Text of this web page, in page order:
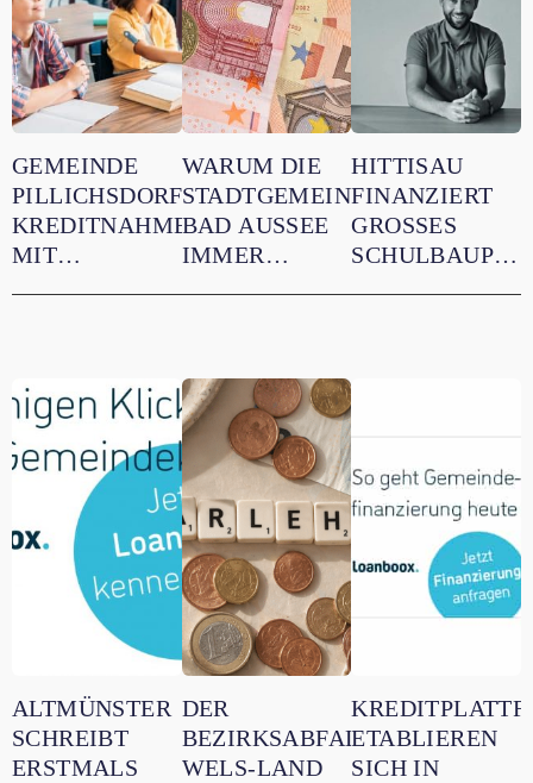
GEMEINDE
PILLICHSDORF:
KREDITNAHME
MIT
WARUM DIE
STADTGEMEINDE
BAD AUSSEE
IMMER
HITTISAU
FINANZIERT
GROSSES S
ALTMÜNSTER
SCHREIBT
ERSTMALS
DER
BEZIRKSABFALLVERBAND
WELS-LAND
ETABLIEREN
SICH IN